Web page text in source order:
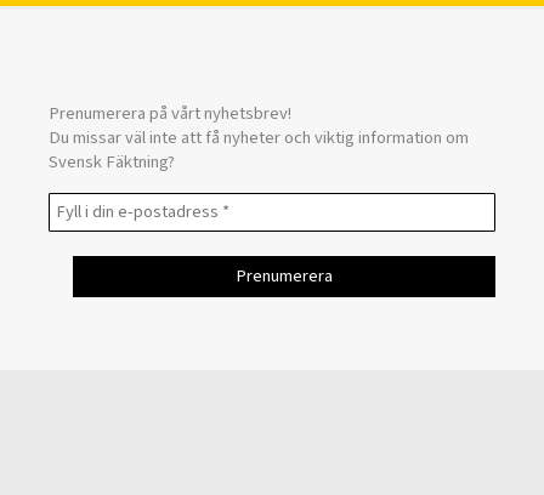
Prenumerera på vårt nyhetsbrev!
Du missar väl inte att få nyheter och viktig information om
Svensk Fäktning?